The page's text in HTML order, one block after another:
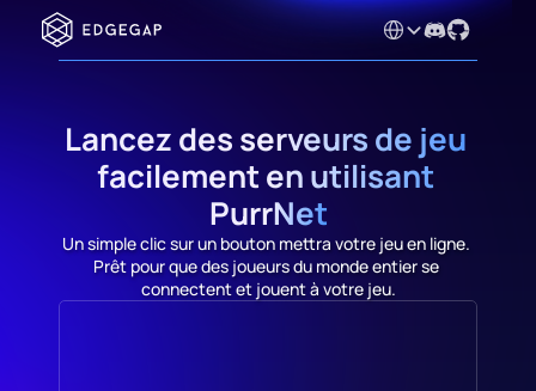
Select Language
Lancez des serveurs de jeu
facilement en utilisant
PurrNet
Un simple clic sur un bouton mettra votre jeu en ligne.
Prêt pour que des joueurs du monde entier se
connectent et jouent à votre jeu.